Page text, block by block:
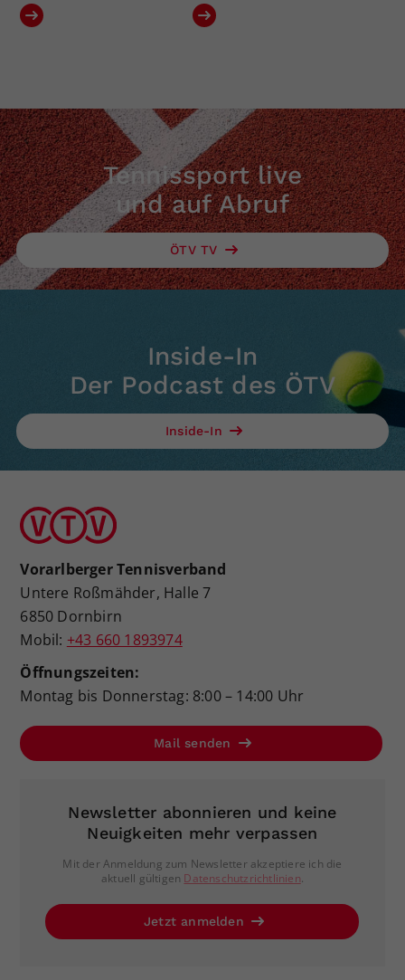
Tennissport live
und auf Abruf
ÖTV TV
Inside-In
Der Podcast des ÖTV
Inside-In
Vorarlberger Tennisverband
Untere Roßmähder, Halle 7
6850 Dornbirn
Mobil: +43 660 1893974
Öffnungszeiten:
Montag bis Donnerstag: 8:00 – 14:00 Uhr
Mail senden
Newsletter abonnieren und keine
Neuigkeiten mehr verpassen
Mit der Anmeldung zum Newsletter akzeptiere ich die
aktuell gültigen Datenschutzrichtlinien.
Jetzt anmelden